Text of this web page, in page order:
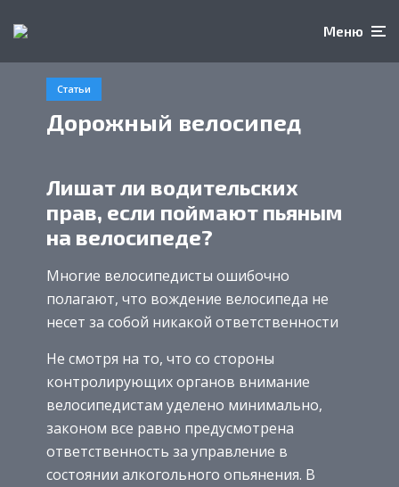
Меню
Статьи
Дорожный велосипед
Лишат ли водительских
прав, если поймают пьяным
на велосипеде?
Многие велосипедисты ошибочно
полагают, что вождение велосипеда не
несет за собой никакой ответственности
Не смотря на то, что со стороны
контролирующих органов внимание
велосипедистам уделено минимально,
законом все равно предусмотрена
ответственность за управление в
состоянии алкогольного опьянения. В